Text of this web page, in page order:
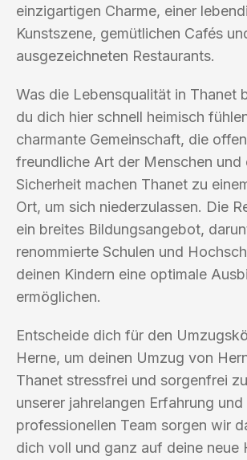
einzigartigen Charme, einer
Kunstszene, gemütlichen Cafés
ausgezeichneten Restaurants.
Was die Lebensqualität in Thanet
du dich hier schnell heimisch
charmante Gemeinschaft, die
freundliche Art der Menschen und
Sicherheit machen Thanet zu
Ort, um sich niederzulassen. Die
ein breites Bildungsangebot,
renommierte Schulen und
deinen Kindern eine optimale
ermöglichen.
Entscheide dich für den
Herne, um deinen Umzug von
Thanet stressfrei und sorgenfrei
unserer jahrelangen Erfahrung und
professionellen Team sorgen wir
dich voll und ganz auf deine neue